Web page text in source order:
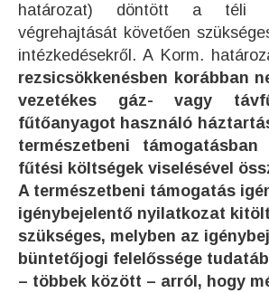
határozat) döntött a téli
végrehajtását követően
intézkedésekről. A Korm.
rezsicsökkenésben korábban
vezetékes gáz- vagy
fűtőanyagot használó
természetbeni
fűtési költségek viselésével
A természetbeni támogatás
igénybejelentő nyilatkozat
szükséges, melyben az
büntetőjogi felelőssége
– többek között – arról, hogy